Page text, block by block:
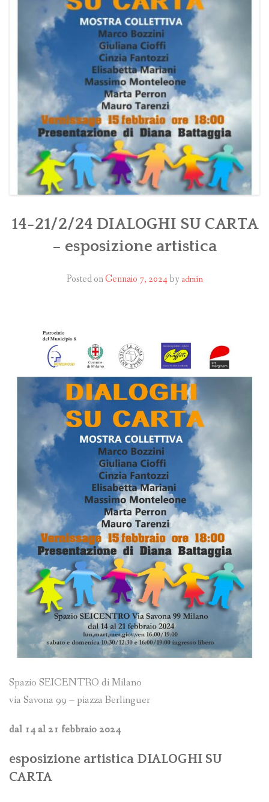
PROGRAMMI MENSILI ED EVENTI
14-21/2/24 DIALOGHI SU CARTA
– esposizione artistica
Posted onGennaio 7, 2024by admin
Spazio SEICENTRO di Milano
via Savona 99 – piazza Berlinguer
dal 14 al 21 febbraio 2024
esposizione artistica DIALOGHI SU
CARTA